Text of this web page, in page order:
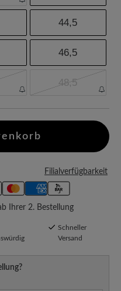
44,5
46,5
48,5
Filialverfügbarkeit
Ihrer 2. Bestellung
Schneller
Versand